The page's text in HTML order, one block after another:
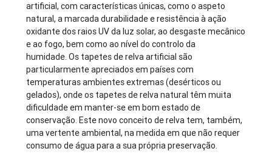
artificial, com características únicas, como o aspeto
natural, a marcada durabilidade e resistência à ação
oxidante dos raios UV da luz solar, ao desgaste mecânico
e ao fogo, bem como ao nível do controlo da
humidade. Os tapetes de relva artificial são
particularmente apreciados em países com
temperaturas ambientes extremas (desérticos ou
gelados), onde os tapetes de relva natural têm muita
dificuldade em manter-se em bom estado de
conservação. Este novo conceito de relva tem, também,
uma vertente ambiental, na medida em que não requer
consumo de água para a sua própria preservação.